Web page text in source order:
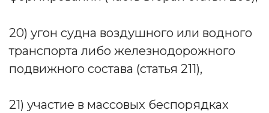
20) угон судна воздушного или водного
транспорта либо железнодорожного
подвижного состава (статья 211),
21) участие в массовых беспорядках